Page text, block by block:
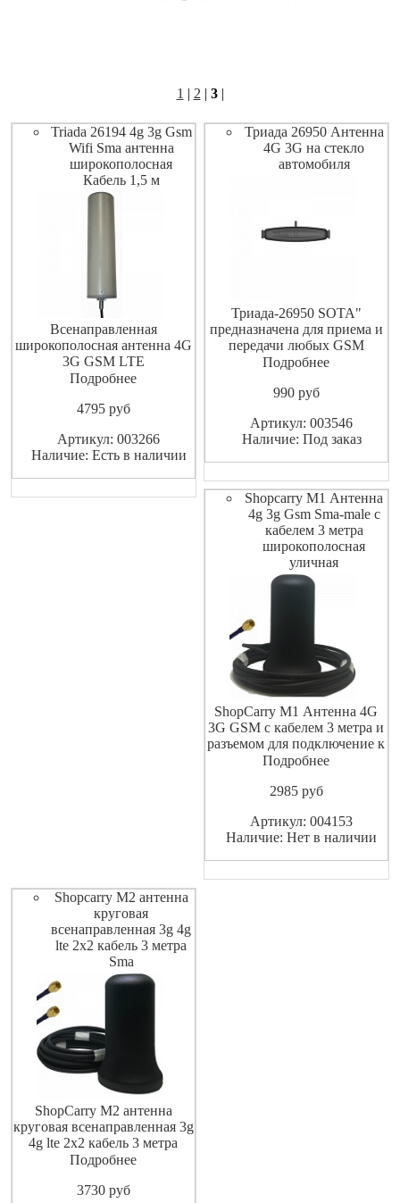
1 | 2 | 3|
Triada 26194 4g 3g Gsm
Wifi Sma антенна
широкополосная
Кабель 1,5 м
Всенаправленная
широкополосная антенна 4G
3G GSM LTE
Подробнее
4795pуб
Артикул: 003266
Наличие: Есть в наличии
Триада 26950 Антенна
4G 3G на стекло
автомобиля
Триада-26950 SOTA"
предназначена для приема и
передачи любых GSM
радиоволн. Устанавливается
терминалы приема денег и
устойчивую связь в сотовой
сети GSM. устанавливается
Подробнее
990pуб
Артикул: 003546
Наличие: Под заказ
Shopcarry M1 Антенна
4g 3g Gsm Sma-male с
кабелем 3 метра
широкополосная
уличная
ShopCarry M1 Антенна 4G
3G GSM с кабелем 3 метра и
разъемом для подключение к
модемам и роутерам с
широкополосная уличная
максимальным
коэффициентом усиления
Подробнее
2985pуб
Артикул: 004153
Наличие: Нет в наличии
Shopcarry M2 антенна
круговая
всенаправленная 3g 4g
lte 2x2 кабель 3 метра
Sma
ShopCarry M2 антенна
круговая всенаправленная 3g
4g lte 2x2 кабель 3 метра
SMA Всенаправленная
усилением 10х2 дБи, полным
Подробнее
3730pуб